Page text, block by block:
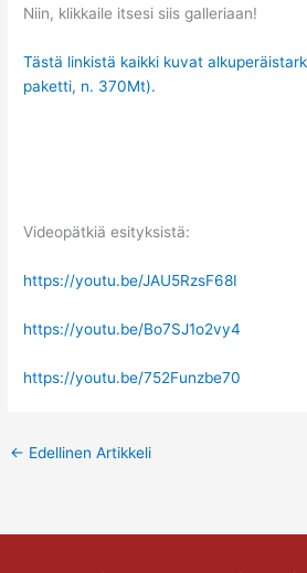
Niin, klikkaile itsesi siis galleriaan!
Tästä linkistä kaikki kuvat
paketti, n. 370Mt).
Videopätkiä esityksistä:
https://youtu.be/JAU5RzsF68I
https://youtu.be/Bo7SJ1o2vy4
https://youtu.be/752Funzbe70
← Edellinen Artikkeli